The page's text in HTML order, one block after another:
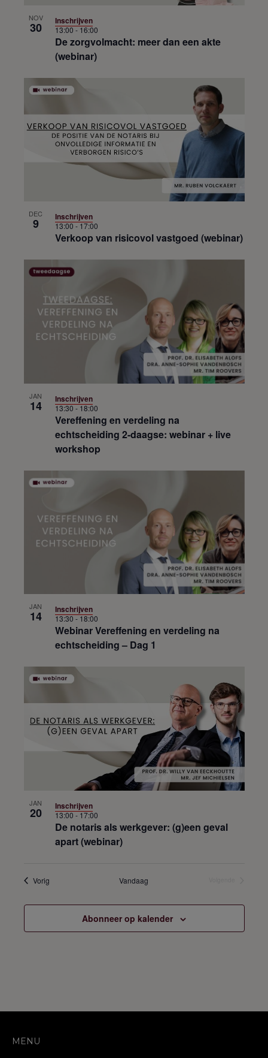
NOV
30
De zorgvolmacht: meer dan een akte
(webinar)
13:00-16:00
Inschrijven
DEC
9
Verkoop van risicovol vastgoed (webinar)
13:00-17:00
Inschrijven
JAN
14
Vereffening en verdeling na
echtscheiding 2-daagse: webinar + live
workshop
13:30-18:00
Inschrijven
JAN
14
Webinar Vereffening en verdeling na
echtscheiding – Dag 1
13:30 - 18:00
Inschrijven
JAN
20
De notaris als werkgever: (g)een geval
apart (webinar)
13:00-17:00
Inschrijven
VorigOpleidingen Vandaag
Abonneer op kalender
MENU